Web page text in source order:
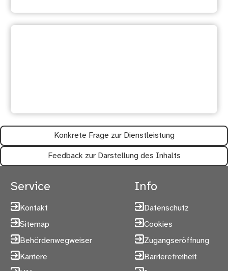
Konkrete Frage zur Dienstleistung
Feedback zur Darstellung des Inhalts
Service
Kontakt
Sitemap
Behördenwegweiser
Karriere
Info
Datenschutz
Cookies
Zugangseröffnung
Barrierefreiheit